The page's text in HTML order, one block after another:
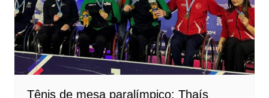
Tênis de mesa paralímpico: Thaís